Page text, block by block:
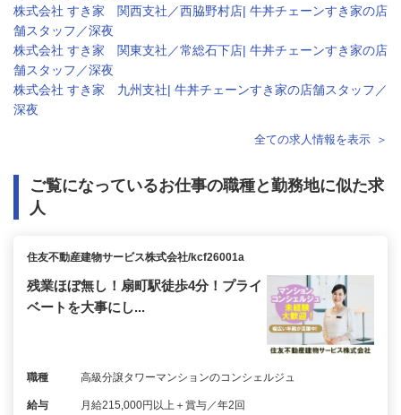
株式会社 すき家 関西支社／西脇野村店| 牛丼チェーンすき家の店
舗スタッフ／深夜
株式会社 すき家 関東支社／常総石下店| 牛丼チェーンすき家の店
舗スタッフ／深夜
株式会社 すき家 九州支社| 牛丼チェーンすき家の店舗スタッフ／
深夜
全ての求人情報を表示
ご覧になっているお仕事の職種と勤務地に似た求
人
住友不動産建物サービス株式会社/kcf26001a
残業ほぼ無し！扇町駅徒歩4分！プライ
ベートを大事にし...
職種 高級分譲タワーマンションのコンシェルジュ
給与 月給215,000円以上＋賞与／年2回